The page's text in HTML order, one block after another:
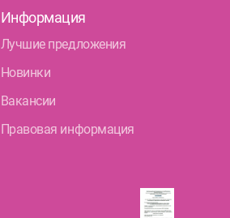
Информация
Лучшие предложения
Новинки
Вакансии
Правовая информация